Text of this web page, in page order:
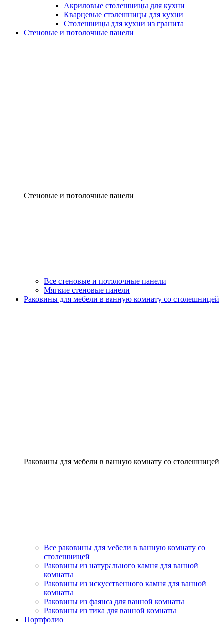
Акриловые столешницы для кухни
Кварцевые столешницы для кухни
Столешницы для кухни из гранита
Стеновые и потолочные панели
Стеновые и потолочные панели
Все стеновые и потолочные панели
Мягкие стеновые панели
Раковины для мебели в ванную комнату со столешницей
Раковины для мебели в ванную комнату со столешницей
Все раковины для мебели в ванную комнату со
столешницей
Раковины из натурального камня для ванной
комнаты
Раковины из искусственного камня для ванной
комнаты
Раковины из фаянса для ванной комнаты
Раковины из тика для ванной комнаты
Портфолио